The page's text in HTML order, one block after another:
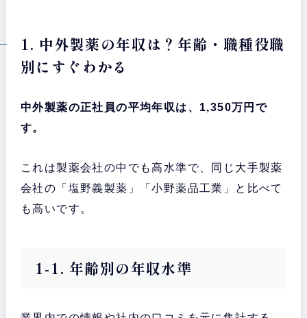
1. 中外製薬の年収は？年齢・職種役職
別にすぐわかる
中外製薬の正社員の平均年収は、1,350万円で
す。
これは製薬会社の中でも高水準で、同じ大手製薬
会社の「塩野義製薬」「小野薬品工業」と比べて
も高いです。
1-1. 年齢別の年収水準